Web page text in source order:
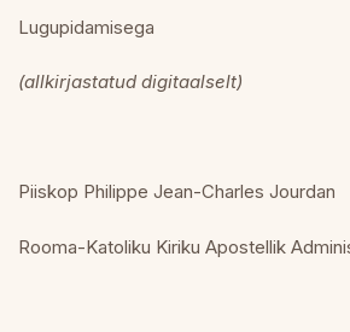
Lugupidamisega
(allkirjastatud digitaalselt)
Piiskop Philippe Jean-Charles Jourdan
Rooma-Katoliku Kiriku Apostellik